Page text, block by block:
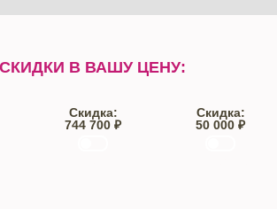
В ВАШУ ЦЕНУ:
Скидка:
744 700 ₽
Скидка:
50 000 ₽